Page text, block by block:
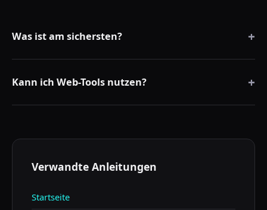
Was ist am sichersten? +
verlangt.
Kann ich Web-Tools nutzen? +
Verwandte Anleitungen
Startseite